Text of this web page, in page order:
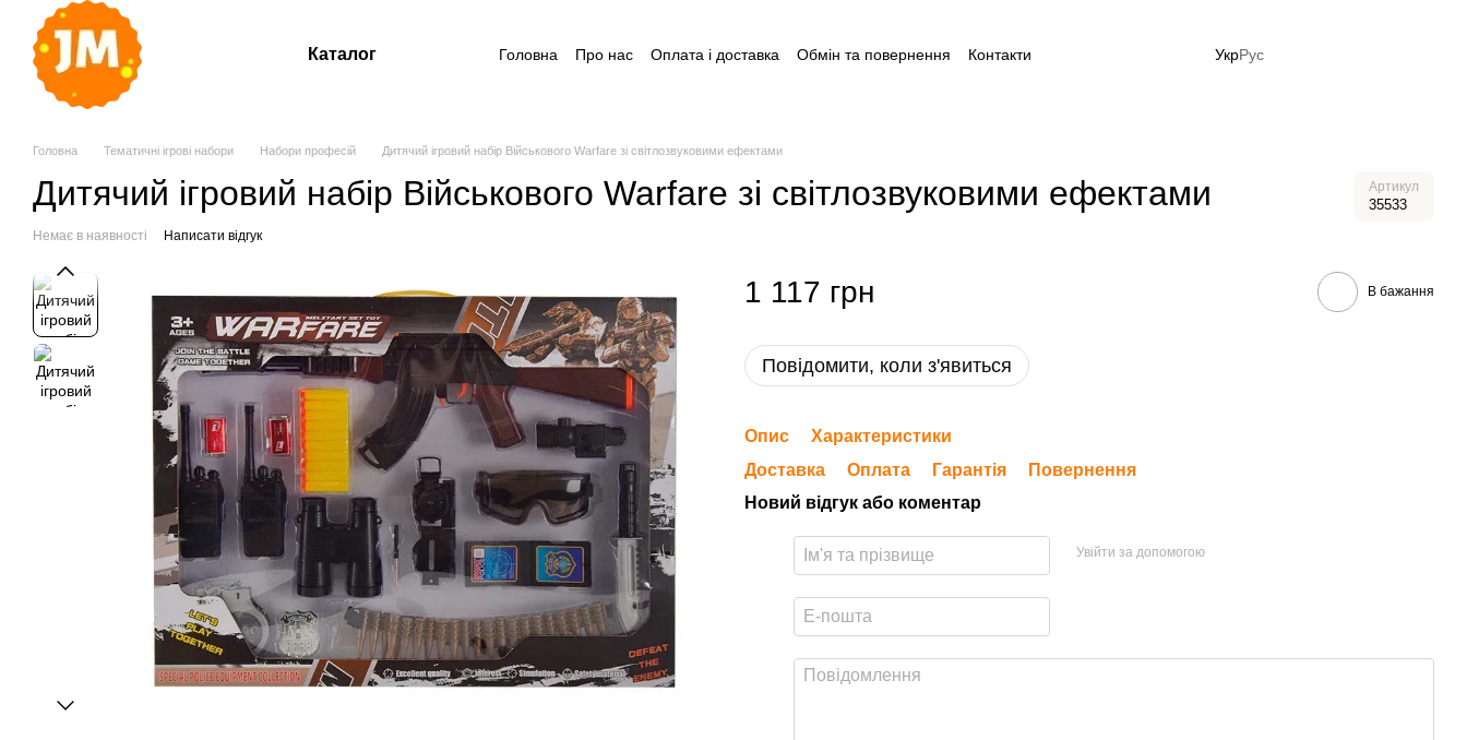
Перейти до основного контенту
Каталог Головна Про нас Оплата і доставка Обмін та повернення
Контакти
УкрРус
Головна Тематичні ігрові набори Набори професій Дитячий ігровий набір Військового Warfare зі світлозвуковими ефектами
Дитячий ігровий набір Військового Warfare зі світлозвуковими ефектами Артикул
35533
Немає в наявності Написати відгук
1 117 грн В бажання
Повідомити, коли з'явиться
Опис
Характеристики
Доставка
Оплата Гарантія
Повернення
Новий відгук або коментар
Увійти за допомогою